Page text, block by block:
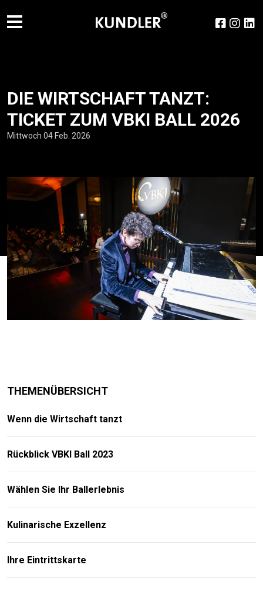
DIE WIRTSCHAFT TANZT:
TICKET ZUM VBKI BALL 2026
Mittwoch 04 Feb. 2026
THEMENÜBERSICHT
Wenn die Wirtschaft tanzt
Rückblick VBKI Ball 2023
Wählen Sie Ihr Ballerlebnis
Kulinarische Exzellenz
Ihre Eintrittskarte